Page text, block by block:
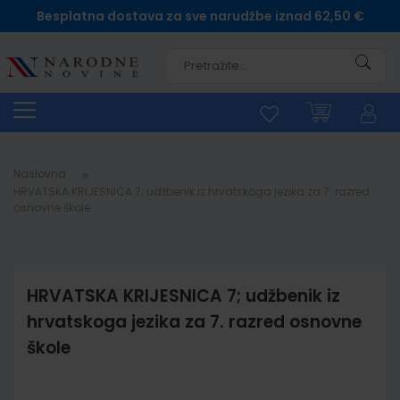
Besplatna dostava za sve narudžbe iznad 62,50 €
Naslovna
HRVATSKA KRIJESNICA 7; udžbenik iz
hrvatskoga jezika za 7. razred osnovne
škole